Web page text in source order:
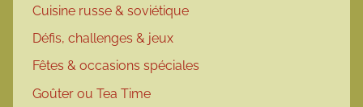
Cuisine russe & soviétique
Défis, challenges & jeux
Fêtes & occasions spéciales
Goûter ou Tea Time